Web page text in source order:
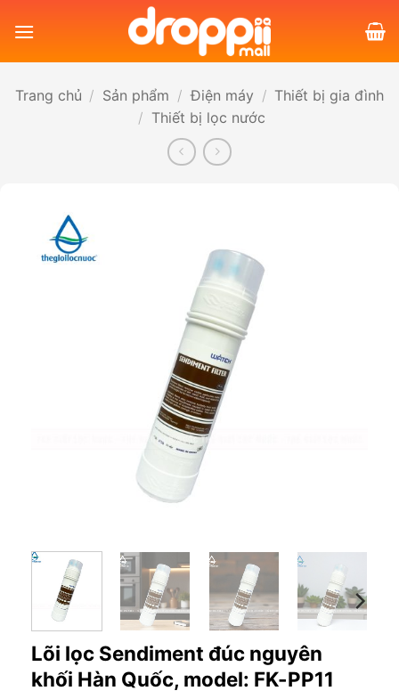
qua
Trang chủ / Sản phẩm / Điện máy / Thiết bị gia đình
/ Thiết bị lọc nước
Lõi lọc Sendiment đúc nguyên
khối Hàn Quốc, model: FK-PP11